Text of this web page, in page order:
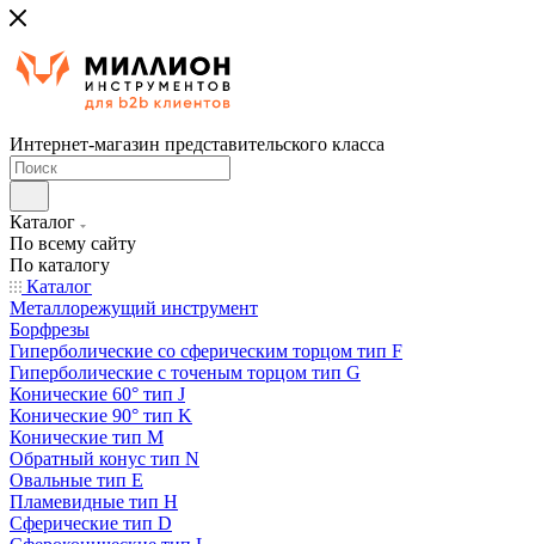
Интернет-магазин представительского класса
Каталог
По всему сайту
По каталогу
Каталог
Металлорежущий инструмент
Борфрезы
Гиперболические cо сферическим торцом тип F
Гиперболические с точеным торцом тип G
Конические 60° тип J
Конические 90° тип K
Конические тип M
Обратный конус тип N
Овальные тип E
Пламевидные тип H
Сферические тип D